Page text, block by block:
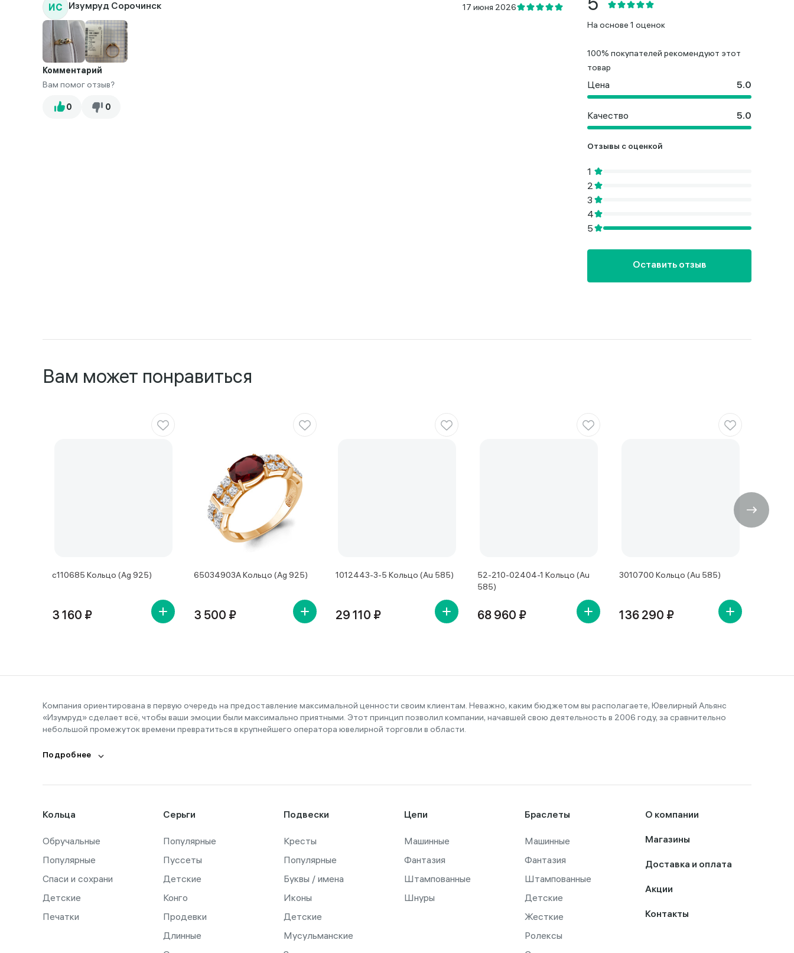
ИС Изумруд Сорочинск 17 июня 2026
Комментарий
Вам помог отзыв?
На основе 1 оценок
100% покупателей рекомендуют этот
товар
Цена
Качество
Отзывы с оценкой
Оставить отзыв
Вам может понравиться
с110685 Кольцо (Ag 925)
3 160 ₽
65034903А Кольцо (Ag 925)
3 500 ₽
1012443-3-5 Кольцо (Au 585)
29 110 ₽
52-210-02404-1 Кольцо (Au
585)
68 960 ₽
3010700 Кольцо (Au 585)
136 290 ₽
Компания ориентирована в первую очередь на предоставление максимальной ценности своим клиентам. Неважно, каким бюджетом вы располагаете, Ювелирный Альянс
«Изумруд» сделает всё, чтобы ваши эмоции были максимально приятными. Этот принцип позволил компании, начавшей свою деятельность в 2006 году, за сравнительно
небольшой промежуток времени превратиться в крупнейшего оператора ювелирной торговли в области.
Подробнее
Кольца
Обручальные
Популярные
Спаси и сохрани
Детские
Печатки
Серьги
Популярные
Пуссеты
Детские
Конго
Продевки
Длинные
Подвески
Кресты
Популярные
Буквы / имена
Иконы
Детские
Мусульманские
Цепи
Машинные
Фантазия
Штампованные
Шнуры
Браслеты
Машинные
Фантазия
Штампованные
Детские
Жесткие
Ролексы
О компании
Магазины
Доставка и оплата
Акции
Контакты